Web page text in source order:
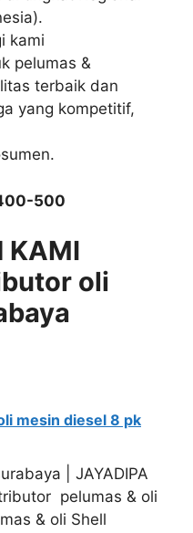
kami
pelumas &
terbaik dan
yang kompetitif,
500
KAMI
oli
mesin diesel 8 pk
| JAYADIPA
pelumas & oli
& oli Shell